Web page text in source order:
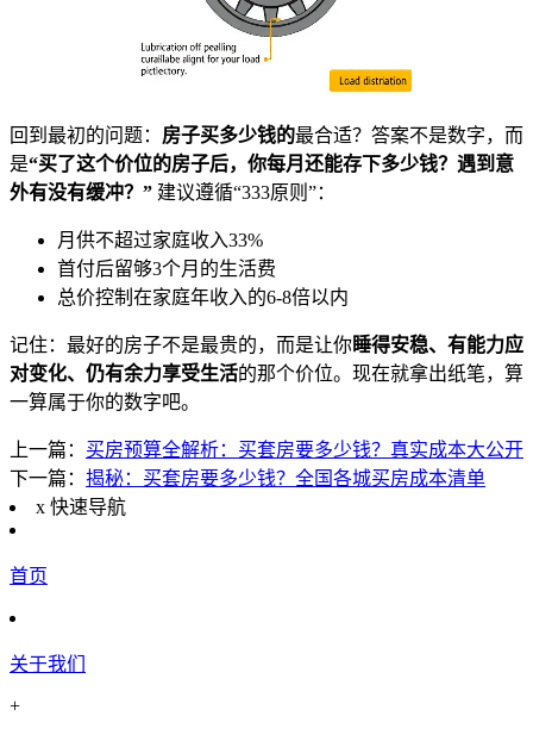
回到最初的问题： 房子买多少钱的最合适？答案不是数字，而
是“买了这个价位的房子后，你每月还能存下多少钱？遇到意
外有没有缓冲？” 建议遵循“333原则”：
月供不超过家庭收入33%
首付后留够3个月的生活费
总价控制在家庭年收入的6-8倍以内
记住：最好的房子不是最贵的，而是让你睡得安稳、有能力应
对变化、仍有余力享受生活的那个价位。现在就拿出纸笔，算
一算属于你的数字吧。
上一篇： 买房预算全解析：买套房要多少钱？真实成本大公开
下一篇： 揭秘：买套房要多少钱？全国各城买房成本清单
x 快速导航
首页
关于我们
+